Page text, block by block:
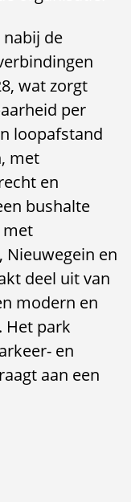
nabij de
wat zorgt
per
loopafstand
met
en
bushalte
met
en
deel uit van
modern en
Het park
en
aan een